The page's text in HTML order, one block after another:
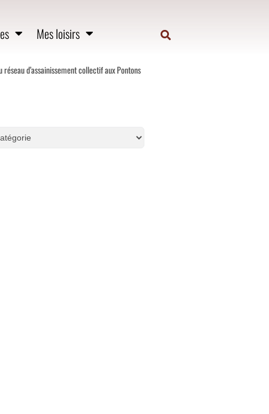
Mes loisirs
réseau d’assainissement collectif aux Pontons